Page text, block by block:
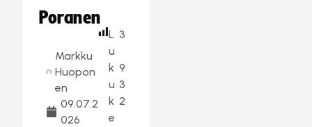
Poranen
Markku
Huopon
en
09.07.2
026
L
u
k
u
k
e
3
9
3
2